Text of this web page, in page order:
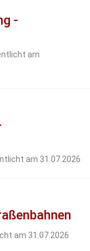
-
am
am 31.07.2026
am 31.07.2026